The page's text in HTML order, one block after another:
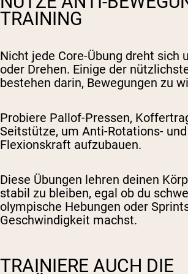
TRAINING
Nicht jede Core-Übung dreht sich
oder Drehen. Einige der
bestehen darin, Bewegungen zu
Probiere Pallof-Pressen,
Seitstütze, um Anti-Rotations-
Flexionskraft aufzubauen.
Diese Übungen lehren deinen
stabil zu bleiben, egal ob du
olympische Hebungen oder
Geschwindigkeit machst.
TRAINIERE AUCH DIE